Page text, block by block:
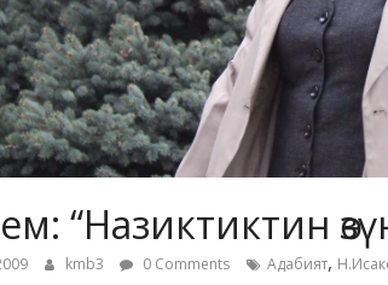
“Назиктиктин
kmb3 0 Comments Адабият,